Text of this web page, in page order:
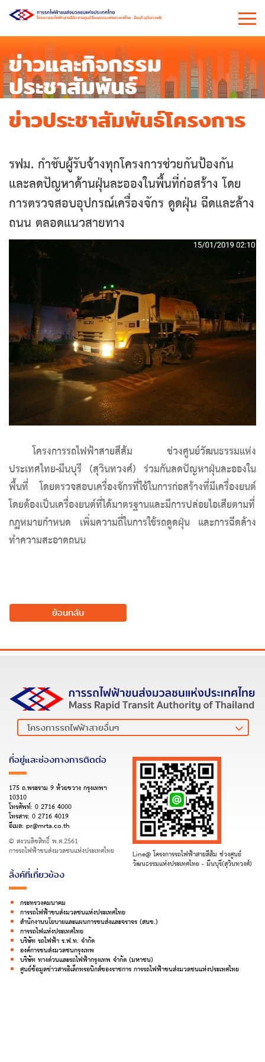
ข่าวและกิจกรรม
ประชาสัมพันธ์
ข่าวประชาสัมพันธ์โครงการ
รฟม. กำชับผู้รับจ้างทุกโครงการช่วยกันป้องกัน
และลดปัญหาด้านฝุ่นละอองในพื้นที่ก่อสร้าง โดย
การตรวจสอบอุปกรณ์เครื่องจักร ดูดฝุ่น ฉีดและล้าง
ถนน ตลอดแนวสายทาง
โครงการรถไฟฟ้าสายสีส้ม ช่วงศูนย์วัฒนธรรมแห่ง
ประเทศไทย-มีนบุรี (สุวินทวงศ์) ร่วมกันลดปัญหาฝุ่นละอองใน
พื้นที่ โดยตรวจสอบเครื่องจักรที่ใช้ในการก่อสร้างที่มีเครื่องยนต์
โดยต้องเป็นเครื่องยนต์ที่ได้มาตรฐานและมีการปล่อยไอเสียตามที่
กฏหมายกำหนด เพิ่มความถี่ในการใช้รถดูดฝุ่น และการฉีดล้าง
ทำความสะอาดถนน
ย้อนกลับ
ที่อยู่และช่องทางการติดต่อ
175 ถ.พระราม 9 ห้วยขวาง กรุงเทพฯ
10310
โทรศัพท์: 0 2716 4000
โทรสาร: 0 2716 4019
อีเมล: pr@mrta.co.th
© สงวนลิขสิทธิ์ พ.ศ.2561
การรถไฟฟ้าขนส่งมวลชนแห่งประเทศไทย Line@ โครงการรถไฟฟ้าสายสีส้ม ช่วงศูนย์
วัฒนธรรมแห่งประเทศไทย - มีนบุรี(สุวินทวงศ์)
ลิ้งค์ที่เกี่ยวข้อง
กระทรวงคมนาคม
การรถไฟฟ้าขนส่งมวลชนแห่งประเทศไทย
สำนักงานนโยบายและแผนการขนส่งและจราจร (สนข.)
การรถไฟแห่งประเทศไทย
บริษัท รถไฟฟ้า ร.ฟ.ท. จำกัด
องค์การขนส่งมวลชนกรุงเทพ
บริษัท ทางด่วนและรถไฟฟ้ากรุงเทพ จำกัด (มหาชน)
ศูนย์ข้อมูลข่าวสารอิเล็กทรอนิกส์ของราชการ การรถไฟฟ้าขนส่งมวลชนแห่งประเทศไทย